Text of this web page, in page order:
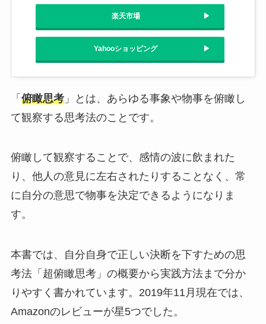
楽天市場
Yahooショッピング
「 俯瞰思考」とは、あらゆる事象や物事を俯瞰し
て観察する思考法のことです。
俯瞰して観察することで、感情の波に飲まれた
り、他人の意見に左右されたりすることなく、常
に自分の意思で物事を決定できるようになりま
す。
本書では、自分自身で正しい決断を下すための思
考法「超俯瞰思考」の概要から実践方法まで分か
りやすく書かれています。2019年11月現在では、
Amazonのレビューが星5つでした。